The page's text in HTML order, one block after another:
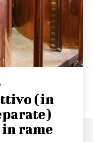
(in
rame